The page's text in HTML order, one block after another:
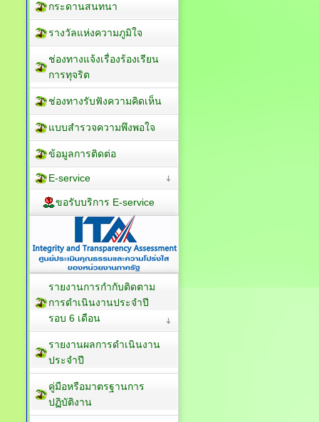
กระดานสนทนา
รางวัลแห่งความภูมิใจ
ช่องทางแจ้งเรื่องร้องเรียน
การทุจริต
ช่องทางรับฟังความคิดเห็น
แบบสำรวจความพึงพอใจ
ข้อมูลการติดต่อ
E-service
ขอรับบริการ E-service
รายงานการกำกับติดตาม
การดำเนินงานประจำปี
รอบ 6 เดือน
รายงานผลการดำเนินงาน
ประจำปี
คู่มือหรือมาตรฐานการ
ปฏิบัติงาน